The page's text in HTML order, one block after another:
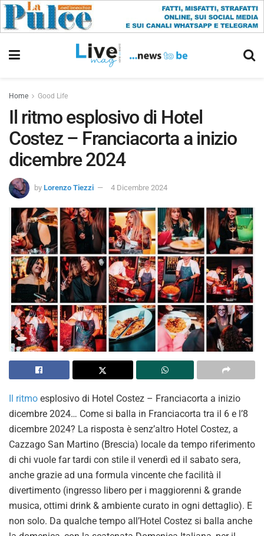
Home Good Life
Il ritmo esplosivo di Hotel
Costez – Franciacorta a inizio
dicembre 2024
by Lorenzo Tiezzi 4 Dicembre 2024
Il ritmo esplosivo di Hotel Costez – Franciacorta a inizio
dicembre 2024… Come si balla in Franciacorta tra il 6 e l’8
dicembre 2024? La risposta è senz’altro Hotel Costez, a
Cazzago San Martino (Brescia) locale da tempo riferimento
di chi vuole far tardi con stile il venerdì ed il sabato sera,
anche grazie ad una formula vincente che facilità il
divertimento (ingresso libero per i maggiorenni & grande
musica, ottimi drink & ambiente curato in ogni dettaglio). E
non solo. Da qualche tempo all’Hotel Costez si balla anche